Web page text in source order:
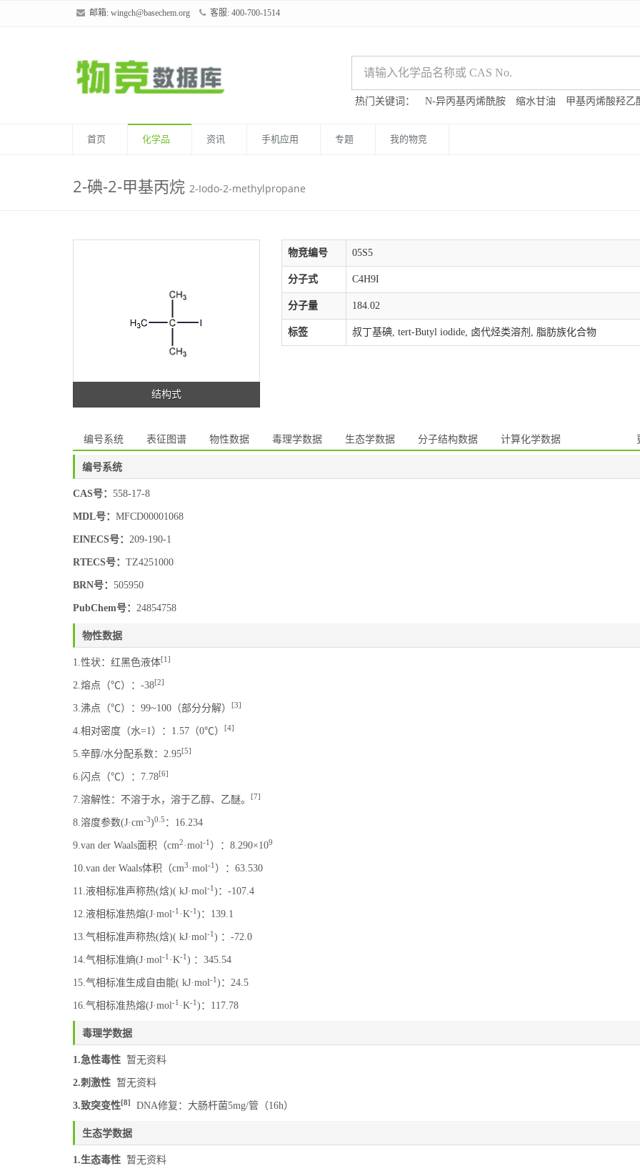
邮箱: wingch@basechem.org 客服: 400-700-1514
热门关键词： N-异丙基丙烯酰胺 缩水甘油 甲基丙烯酸羟乙
首页 化学品 资讯 手机应用 专题 我的物竞
2-碘-2-甲基丙烷 2-Iodo-2-methylpropane
结构式
物竞编号 05S5
分子式 C4H9I
分子量 184.02
标签 叔丁基碘, tert-Butyl iodide, 卤代烃类溶剂, 脂肪族化合物
编号系统 表征图谱 物性数据 毒理学数据 生态学数据 分子结构数据 计算化学数据
编号系统
CAS号： 558-17-8
MDL号： MFCD00001068
EINECS号： 209-190-1
RTECS号： TZ4251000
BRN号： 505950
PubChem号： 24854758
物性数据
1.性状：红黑色液体[1]
2.熔点（℃）：-38[2]
3.沸点（℃）：99~100（部分分解） [3]
4.相对密度（水=1）：1.57（0℃） [4]
5.辛醇/水分配系数：2.95[5]
6.闪点（℃）：7.78[6]
7.溶解性：不溶于水，溶于乙醇、乙醚。 [7]
8.溶度参数(J·cm-3)0.5 ：16.234
9.van der Waals面积（cm2·mol-1 ）：8.290×109
10.van der Waals体积（cm3·mol-1 ）：63.530
11.液相标准声称热(焓)( kJ·mol-1 )：-107.4
12.液相标准热熔(J·mol-1 ·K-1 )：139.1
13.气相标准声称热(焓)( kJ·mol-1 ) ：-72.0
14.气相标准熵(J·mol-1 ·K-1 ) ：345.54
15.气相标准生成自由能( kJ·mol-1 )：24.5
16.气相标准热熔(J·mol-1 ·K-1 )：117.78
毒理学数据
1.急性毒性 暂无资料
2.刺激性 暂无资料
3.致突变性[8] DNA修复：大肠杆菌5mg/管（16h）
生态学数据
1.生态毒性 暂无资料